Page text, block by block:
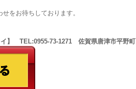
をお待ちしております。
イ】 TEL:0955-73-1271 佐賀県唐津市平野町